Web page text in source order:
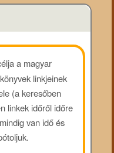
a magyar
linkjeinek
(a keresőben
linkek időről időre
van idő és